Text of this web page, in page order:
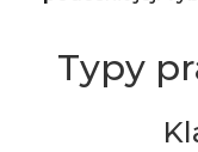
Typy